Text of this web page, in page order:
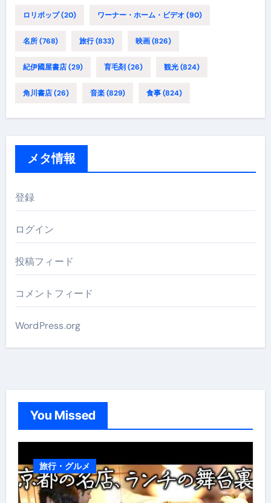
ロリポップ(20) ワーナー・ホーム・ビデオ (90)
名所(768) 旅行(833) 映画(826)
紀伊國屋書店(29) 育毛剤 (26) 観光(824)
角川書店(26) 音楽(829) 食事(824)
メタ情報
登録
ログイン
投稿フィード
コメントフィード
WordPress.org
You Missed
旅行・グルメ